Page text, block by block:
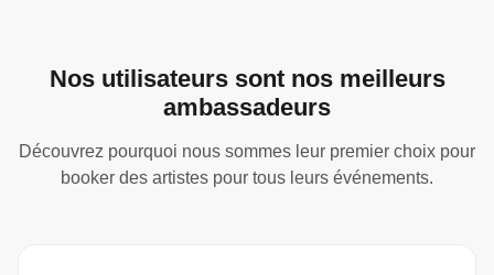
Nos utilisateurs sont nos meilleurs
ambassadeurs
Découvrez pourquoi nous sommes leur premier choix pour
booker des artistes pour tous leurs événements.